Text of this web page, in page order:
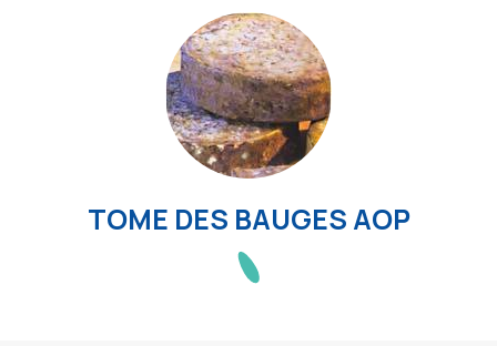
TOME DES BAUGES AOP